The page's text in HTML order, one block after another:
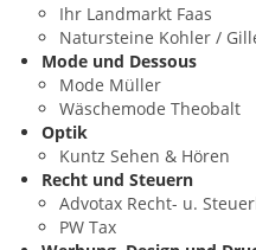
Ihr Landmarkt Faas
Natursteine Kohler /
Mode und Dessous
Mode Müller
Wäschemode Theobalt
Optik
Kuntz Sehen & Hören
Recht und Steuern
Advotax Recht- u.
PW Tax